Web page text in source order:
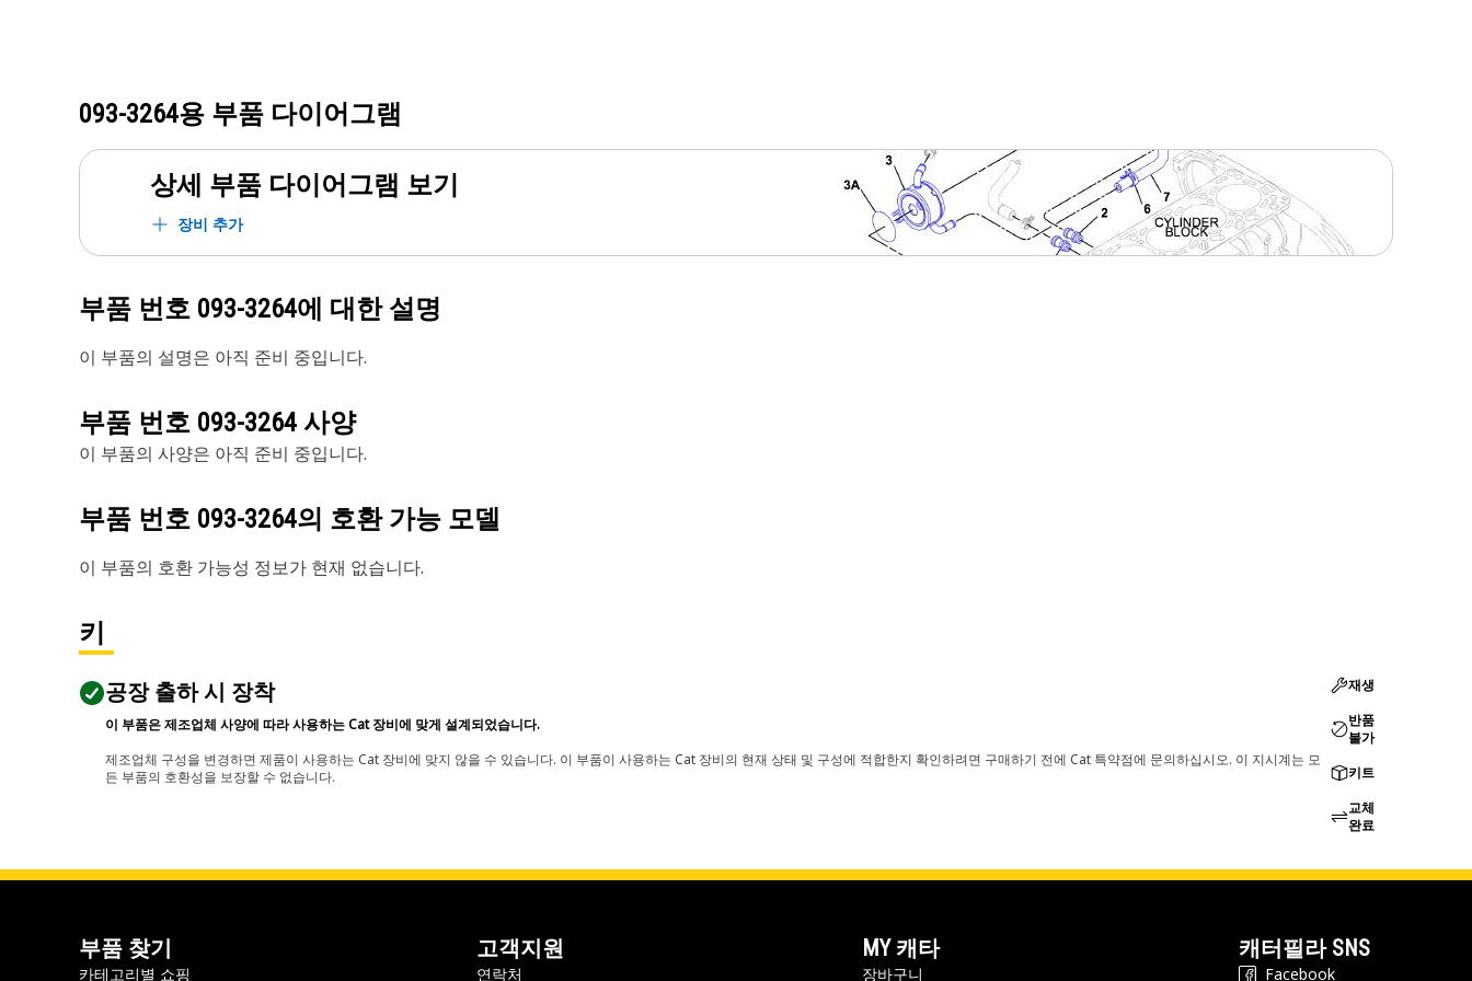
093-3264용 부품 다이어그램
상세 부품 다이어그램 보기
장비 추가
부품 번호 093-3264에 대한 설명
이 부품의 설명은 아직 준비 중입니다.
부품 번호 093-3264 사양
이 부품의 사양은 아직 준비 중입니다.
부품 번호 093-3264의 호환 가능 모델
이 부품의 호환 가능성 정보가 현재 없습니다.
키
공장 출하 시 장착
이 부품은 제조업체 사양에 따라 사용하는 Cat 장비에 맞게 설계되었습니다.
제조업체 구성을 변경하면 제품이 사용하는 Cat 장비에 맞지 않을 수 있습니다. 이 부품이 사용하는 Cat 장비의 현재 상태 및 구성에 적합한지 확인하려면 구매하기 전에 Cat 특약점에 문의하십시오. 이 지시계는 모
든 부품의 호환성을 보장할 수 없습니다.
재생
반품
불가
키트
교체
완료
부품 찾기
카테고리별 쇼핑
고객지원
연락처
MY 캐타
장바구니
캐터필라 SNS
Facebook